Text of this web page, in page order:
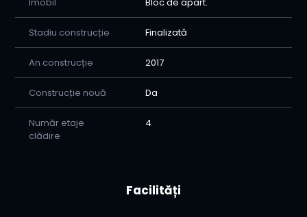
Stadiu construcție Finalizată
An construcție 2017
Construcție nouă Da
Număr etaje
clădire
4
Facilități